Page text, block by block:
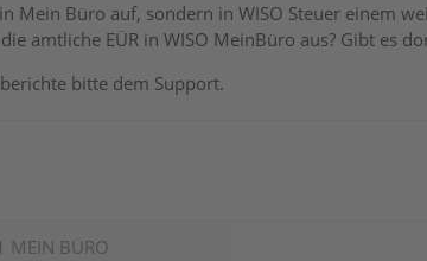
Mein Büro auf, sondern in WISO Steuer einem
amtliche EÜR in WISO MeinBüro aus? Gibt es
bitte dem Support.
BÜRO